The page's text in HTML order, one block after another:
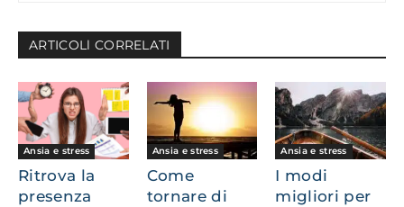
ARTICOLl CORRELATI
Ansia e stress
Ritrova la
presenza
Ansia e stress
Come
tornare di
Ansia e stress
I modi
migliori per